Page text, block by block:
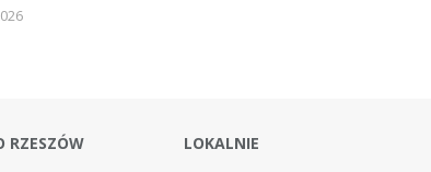
RZESZÓW
LOKALNIE